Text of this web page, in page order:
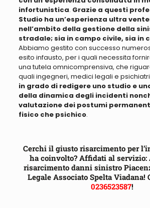
infortunistica. Grazie a questi
Studio ha un’esperienza ultra
nell’ambito della gestione della
stradale; sia in campo civile, sia in
Abbiamo gestito con successo
esito infausto, per i quali necessita
una tutela omnicomprensiva, che
quali ingegneri, medici legali e
in grado di redigere uno studio e
della dinamica degli incidenti
valutazione dei postumi
fisico che psichico.
Cerchi il giusto risarcimento per
ha coinvolto? Affidati al servizio:
risarcimento danni sinistro
Legale Associato Spelta Viadana!
0236523587!